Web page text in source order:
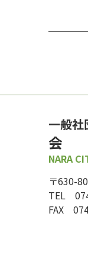
一般社
会
NARA
〒630-
TEL
FAX